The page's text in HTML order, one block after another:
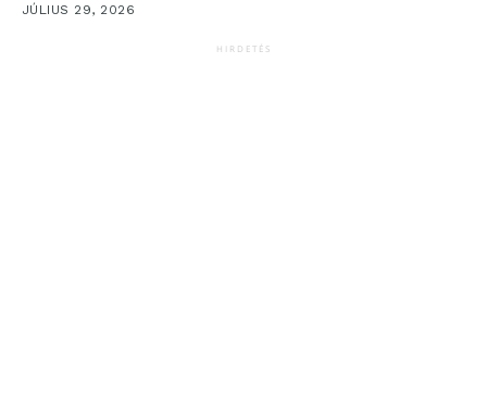
JÚLIUS 29, 2026
HIRDETÉS